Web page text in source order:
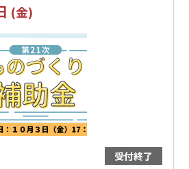
(金)
受付終了